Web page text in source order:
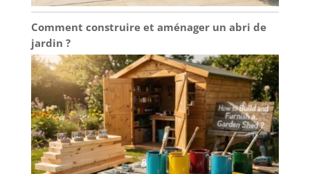
Comment construire et aménager un abri de
jardin ?